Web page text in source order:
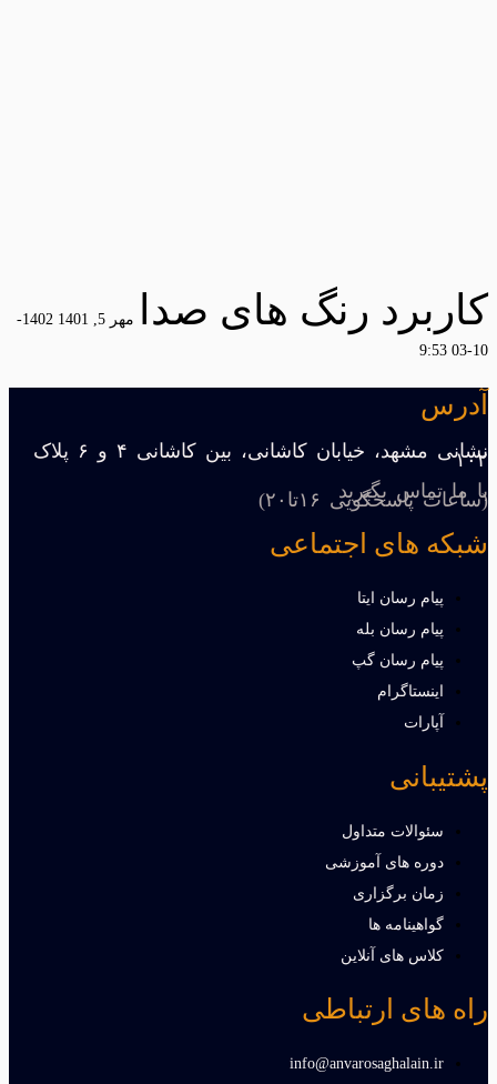
کاربرد رنگ های صدا مهر 5, 1401
1402-
10-03 9:53
آدرس
نشانی مشهد، خیابان کاشانی، بین کاشانی ۴ و ۶ پلاک
۱۰۲
با ما تماس بگیرید
(ساعات پاسخگویی ۱۶تا۲۰)
شبکه های اجتماعی
پیام رسان ایتا
پیام رسان بله
پیام رسان گپ
اینستاگرام
آپارات
پشتیبانی
سئوالات متداول
دوره های آموزشی
زمان برگزاری
گواهینامه ها
کلاس های آنلاین
راه های ارتباطی
info@anvarosaghalain.ir​